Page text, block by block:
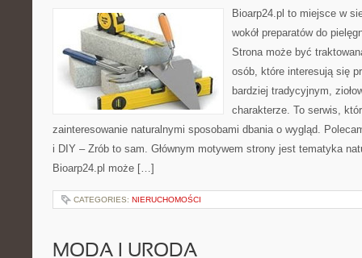
Bioarp24.pl to miejsce w
wokół preparatów do
Strona może być
osób, które interesują się
bardziej tradycyjnym,
charakterze. To serwis,
zainteresowanie naturalnymi sposobami dbania o wygląd.
i DIY – Zrób to sam. Głównym motywem strony jest tematyka
Bioarp24.pl może […]
CATEGORIES: NIERUCHOMOŚCI
MODA I URODA